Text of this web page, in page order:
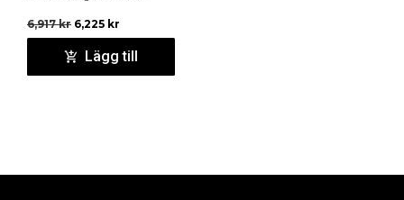
6,917kr 6,225 kr
Lägg till